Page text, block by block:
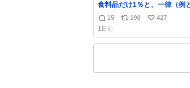
食料品だけ1％と、一律（例
較表を作ってみました。 参
ます。
返
信
数
15
リ
ス
190
い
ね
427
1日前